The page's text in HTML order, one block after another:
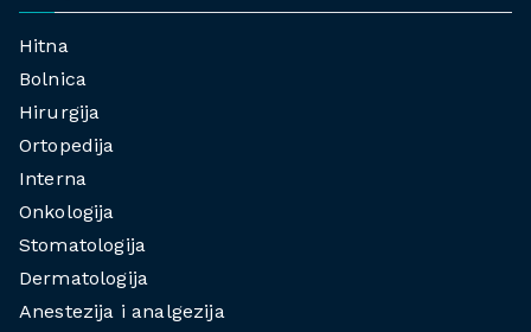
Hitna
Bolnica
Hirurgija
Ortopedija
Interna
Onkologija
Stomatologija
Dermatologija
Anestezija i analgezija